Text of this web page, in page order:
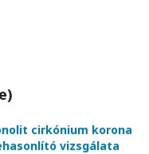
cirkónium korona
vizsgálata